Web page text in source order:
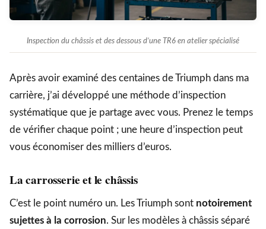
Inspection du châssis et des dessous d’une TR6 en atelier spécialisé
Après avoir examiné des centaines de Triumph dans ma
carrière, j’ai développé une méthode d’inspection
systématique que je partage avec vous. Prenez le temps
de vérifier chaque point ; une heure d’inspection peut
vous économiser des milliers d’euros.
La carrosserie et le châssis
C’est le point numéro un. Les Triumph sont notoirement
sujettes à la corrosion. Sur les modèles à châssis séparé